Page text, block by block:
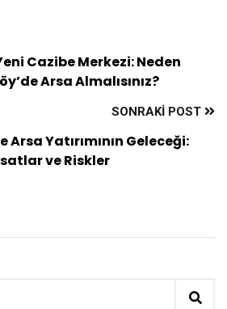
Cazibe Merkezi: Neden
Arsa Almalısınız?
SONRAKI POST
Yatırımının Geleceği:
ve Riskler